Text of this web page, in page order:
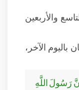
والأربعين
باليوم الآخر،
رَسُولَ اللَّهِ